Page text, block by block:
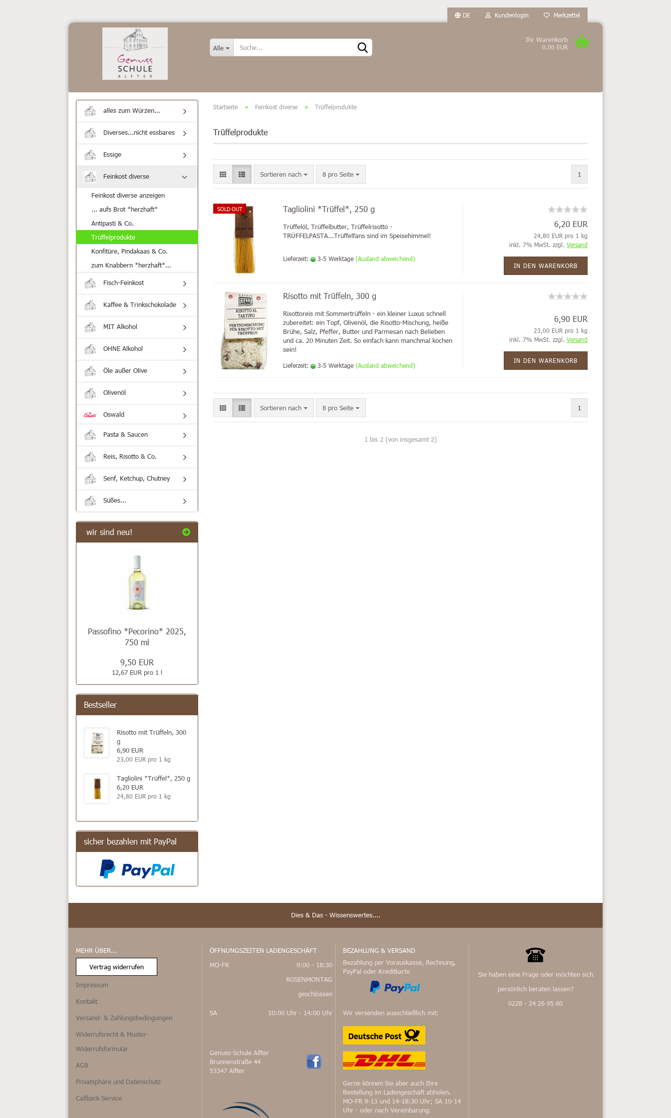
DE
Sprache auswählen
Kundenlogin Merkzettel
Alle
Ihr Warenkorb
0,00 EUR
Startseite » Feinkost diverse » Trüffelprodukte
Trüffelprodukte
Sortieren nach 8 pro Seite 1
SOLD OUT Tagliolini *Trüffel*, 250 g
Trüffelöl, Trüffelbutter, Trüffelrisotto -
TRÜFFELPASTA...Trüffelfans sind im Speisehimmel!
Lieferzeit: 3-5 Werktage (Ausland abweichend)
6,20 EUR
24,80 EUR pro 1 kg
inkl. 7% MwSt. zzgl. Versand
IN DEN WARENKORB
Risotto mit Trüffeln, 300 g
Risottoreis mit Sommertrüffeln - ein kleiner Luxus schnell
zubereitet: ein Topf, Olivenöl, die Risotto-Mischung, heiße
Brühe, Salz, Pfeffer, Butter und Parmesan nach Belieben
und ca. 20 Minuten Zeit. So einfach kann manchmal kochen
sein!
Lieferzeit:
3-5 Werktage (Ausland abweichend)
6,90 EUR
23,00 EUR pro 1 kg
inkl. 7% MwSt. zzgl. Versand
IN DEN WARENKORB
Sortieren nach 8 pro Seite 1
1 bis 2 (von insgesamt 2)
alles zum Würzen...
Diverses...nicht essbares
Essige
Feinkost diverse
Feinkost diverse anzeigen
... aufs Brot *herzhaft*
Antipasti & Co.
Trüffelprodukte
Konfitüre, Pindakaas & Co.
zum Knabbern *herzhaft*...
Fisch-Feinkost
Kaffee & Trinkschokolade
MIT Alkohol
OHNE Alkohol
Öle außer Olive
Olivenöl
Oswald
Pasta & Saucen
Reis, Risotto & Co.
Senf, Ketchup, Chutney
Süßes...
wir sind neu!
Passofino *Pecorino* 2025,
750 ml
9,50 EUR
12,67 EUR pro 1 l
Bestseller
Risotto mit Trüffeln, 300
g
6,90 EUR
23,00 EUR pro 1 kg
Tagliolini *Trüffel*, 250 g
6,20 EUR
24,80 EUR pro 1 kg
sicher bezahlen mit PayPal
Dies & Das - Wissenswertes....
MEHR ÜBER...
Vertrag widerrufen
Impressum
Kontakt
Versand- & Zahlungsbedingungen
Widerrufsrecht & Muster-
Widerrufsformular
AGB
Privatsphäre und Datenschutz
Callback Service
ÖFFNUNGSZEITEN LADENGESCHÄFT
MO-FR
9:00 - 18:30
ROSENMONTAG
geschlossen
SA 10:00 Uhr - 14:00 Uhr
Genuss-Schule Alfter
Brunnenstraße 44
53347 Alfter
BEZAHLUNG & VERSAND
Bezahlung per Vorauskasse, Rechnung,
PayPal oder Kreditkarte
Wir versenden ausschließlich mit:
Gerne können Sie aber auch Ihre
Bestellung im Ladengeschäft abholen.
MO-FR 9-13 und 14-18:30 Uhr; SA 10-14
Uhr - oder nach Vereinbarung.
Sie haben eine Frage oder möchten sich
persönlich beraten lassen?
0228 - 24 26 95 60